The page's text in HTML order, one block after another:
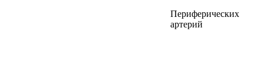
Периферических
артерий